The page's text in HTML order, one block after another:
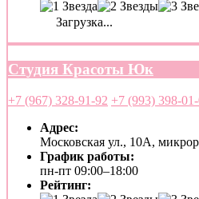
Загрузка...
Студия Красоты Юк
+7 (967) 328-91-92 +7 (993) 398-
Адрес:
Московская ул., 10А,
График работы:
пн-пт 09:00–18:00
Рейтинг: